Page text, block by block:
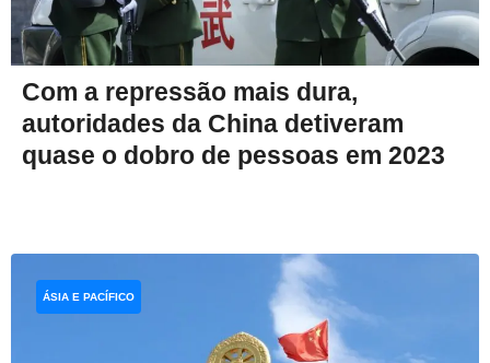
Com a repressão mais dura,
autoridades da China detiveram
quase o dobro de pessoas em 2023
ÁSIA E PACÍFICO